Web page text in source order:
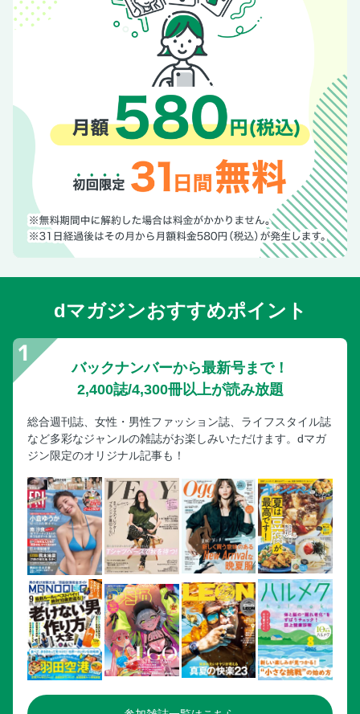
〔校閲至極〕／３３２ 大御所の響きに敬意を感じるか
〔流星の旅人〕第１１回＝天童荒太
〔ＬｏｖｅＭｅＤｏの１２星座占い〕１０／８（水）～１０
〔大学入試〕全国２３４私立大 推薦入試情報 学力重視の
年内入試が増加 推薦入試の新たな潮流とは
〔大学入試〕全国２３４私立大 推薦入試情報
〔中学入試〕２０２６年私立中学入試最新情報 受験熱が高
まる来春入試で専門家の評価集めた学校は
〔中学入試〕首都圏・関西圏主要２７８校 「私立中学」最
新偏差値
〔えびすごろく〕／１１０ 紙＝蛭子能収
〔川柳で詠む「永田町生きもの劇場」〕／３２ ペンネー
ム・葉月亭遊人
「大推薦時代」を攻略する！／上
〔認知症〕今日から実践 元気な脳を取り戻すための５つの
習慣 軽度認知障害「ＭＣＩ」の段階で手を打つ！
〔登山〕秋の登山で遭難しないために 気軽にサッと行ける
山を侮ってはいけない！
〔ｉｎｔｅｒｖｉｅｗ〕塩野瑛久 「作品の中に生きる」と
いう感覚を得られた経験
〔大阪・関西万博〕１０月１３日閉幕 来場者２２００万人
〔西田亮介の深層熟考〕／１５ ＳＮＳ時代の選挙 現場か
ら見えた政治の変化 ゲスト・畠山理仁
〔読者から〕新作アニメ…
〔緑内障〕加齢に伴い増加する「緑内障」の新常識 見えに
くいを放置するとうつや失明になる！？
〔編集長後記〕高市早苗氏が自民党の新総裁に就任…
〔ｓｕｎｄａｙ・ｓｃｏｐｅ〕長さ８３メートル 村を練り
歩く「たいしたもん蛇」
〔特集〕クラシックカメラの魅力 ピンホールカメラの次は
レンズ付きフィルム 不朽の名作で味わう新宿界隈
dマガジンおすすめポイント
バックナンバーから最新号まで！
2,400誌/4,300冊以上が読み放題
総合週刊誌、女性・男性ファッション誌、ライフスタイル誌
など多彩なジャンルの雑誌がお楽しみいただけます。dマガ
ジン限定のオリジナル記事も！